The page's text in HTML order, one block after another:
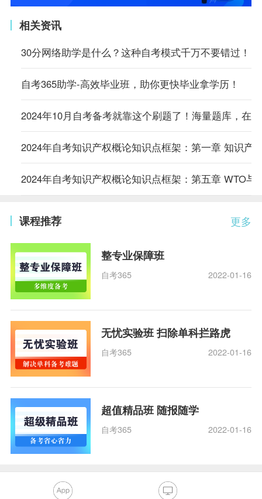
相关资讯
30分网络助学是什么？这种自考模式千万不要错过！
自考365助学-高效毕业班，助你更快毕业拿学历！
2024年10月自考备考就靠这个刷题了！海量题库，在
2024年自考知识产权概论知识点框架：第一章 知识产
2024年自考知识产权概论知识点框架：第五章 WTO与
更多
课程推荐
整专业保障班
自考365 2022-01-16
无忧实验班 扫除单科拦路虎
自考365 2022-01-16
超值精品班 随报随学
自考365 2022-01-16